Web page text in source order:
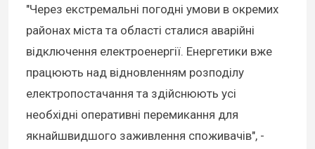
"Через екстремальні погодні умови в окремих
районах міста та області сталися аварійні
відключення електроенергії. Енергетики вже
працюють над відновленням розподілу
електропостачання та здійснюють усі
необхідні оперативні перемикання для
якнайшвидшого заживлення споживачів", -